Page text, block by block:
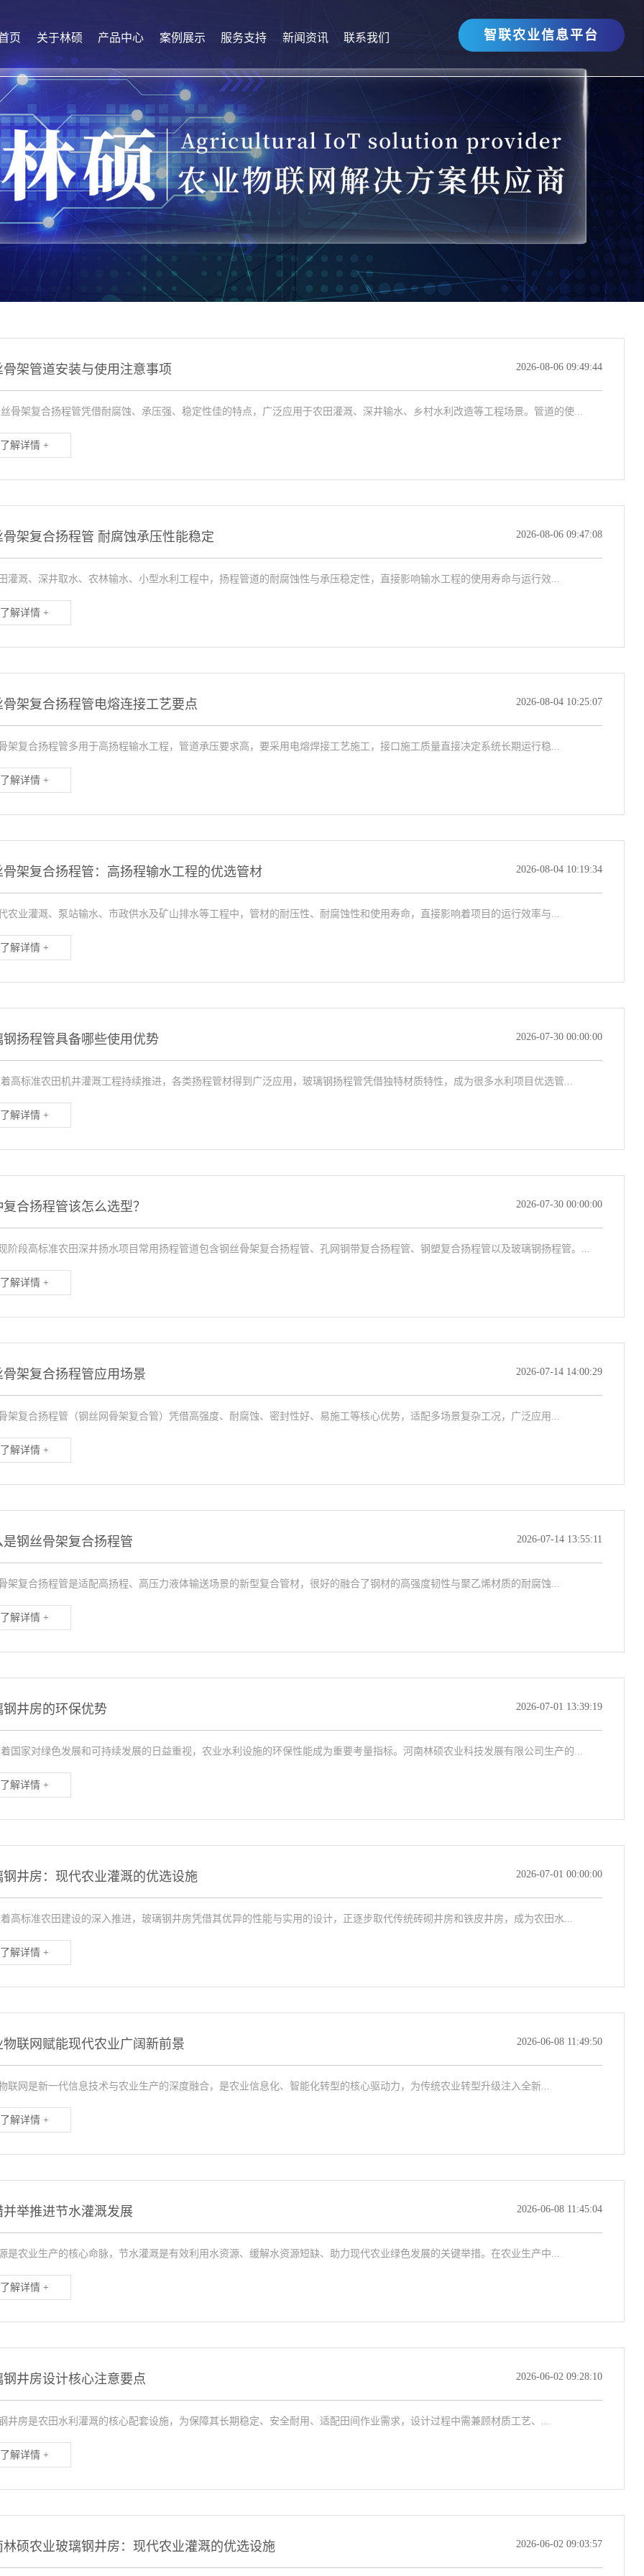
页 关于林硕 产品中心 案例展示 服务支持 新闻资讯 联系我们 智联农业信息平台
骨架管道安装与使用注意事项 2026-08-06 09:49:44
骨架复合扬程管凭借耐腐蚀、承压强、稳定性佳的特点，广泛应用于农田灌溉、深井输水、乡村水利改造等工程场景。管道的使...
了解详情 +
骨架复合扬程管 耐腐蚀承压性能稳定 2026-08-06 09:47:08
灌溉、深井取水、农林输水、小型水利工程中，扬程管道的耐腐蚀性与承压稳定性，直接影响输水工程的使用寿命与运行效...
了解详情 +
骨架复合扬程管电熔连接工艺要点 2026-08-04 10:25:07
架复合扬程管多用于高扬程输水工程，管道承压要求高，要采用电熔焊接工艺施工，接口施工质量直接决定系统长期运行稳...
了解详情 +
骨架复合扬程管：高扬程输水工程的优选管材 2026-08-04 10:19:34
农业灌溉、泵站输水、市政供水及矿山排水等工程中，管材的耐压性、耐腐蚀性和使用寿命，直接影响着项目的运行效率与...
了解详情 +
钢扬程管具备哪些使用优势 2026-07-30 00:00:00
高标准农田机井灌溉工程持续推进，各类扬程管材得到广泛应用，玻璃钢扬程管凭借独特材质特性，成为很多水利项目优选管...
了解详情 +
复合扬程管该怎么选型？ 2026-07-30 00:00:00
段高标准农田深井扬水项目常用扬程管道包含钢丝骨架复合扬程管、孔网钢带复合扬程管、钢塑复合扬程管以及玻璃钢扬程管。...
了解详情 +
骨架复合扬程管应用场景 2026-07-14 14:00:29
架复合扬程管（钢丝网骨架复合管）凭借高强度、耐腐蚀、密封性好、易施工等核心优势，适配多场景复杂工况，广泛应用...
了解详情 +
是钢丝骨架复合扬程管 2026-07-14 13:55:11
架复合扬程管是适配高扬程、高压力液体输送场景的新型复合管材，很好的融合了钢材的高强度韧性与聚乙烯材质的耐腐蚀...
了解详情 +
钢井房的环保优势 2026-07-01 13:39:19
国家对绿色发展和可持续发展的日益重视，农业水利设施的环保性能成为重要考量指标。河南林硕农业科技发展有限公司生产的...
了解详情 +
钢井房：现代农业灌溉的优选设施 2026-07-01 00:00:00
高标准农田建设的深入推进，玻璃钢井房凭借其优异的性能与实用的设计，正逐步取代传统砖砌井房和铁皮井房，成为农田水...
了解详情 +
物联网赋能现代农业广阔新前景 2026-06-08 11:49:50
联网是新一代信息技术与农业生产的深度融合，是农业信息化、智能化转型的核心驱动力，为传统农业转型升级注入全新...
了解详情 +
并举推进节水灌溉发展 2026-06-08 11:45:04
是农业生产的核心命脉，节水灌溉是有效利用水资源、缓解水资源短缺、助力现代农业绿色发展的关键举措。在农业生产中...
了解详情 +
钢井房设计核心注意要点 2026-06-02 09:28:10
井房是农田水利灌溉的核心配套设施，为保障其长期稳定、安全耐用、适配田间作业需求，设计过程中需兼顾材质工艺、...
了解详情 +
林硕农业玻璃钢井房：现代农业灌溉的优选设施 2026-06-02 09:03:57